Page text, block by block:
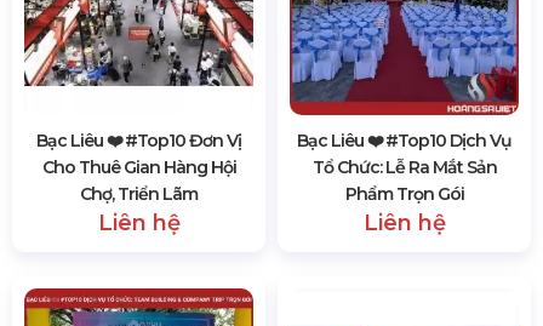
Bạc Liêu ❤️️ #top10 Đơn Vị
Cho Thuê Gian Hàng Hội
Chợ, Triển Lãm
Liên hệ
Bạc Liêu ❤️️ #top10 Dịch Vụ
Tổ Chức: Lễ Ra Mắt Sản
Phẩm Trọn Gói
Liên hệ